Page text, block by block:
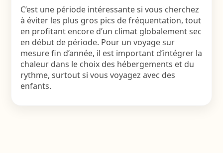
C’est une période intéressante si vous cherchez
à éviter les plus gros pics de fréquentation, tout
en profitant encore d’un climat globalement sec
en début de période. Pour un voyage sur
mesure fin d’année, il est important d’intégrer la
chaleur dans le choix des hébergements et du
rythme, surtout si vous voyagez avec des
enfants.